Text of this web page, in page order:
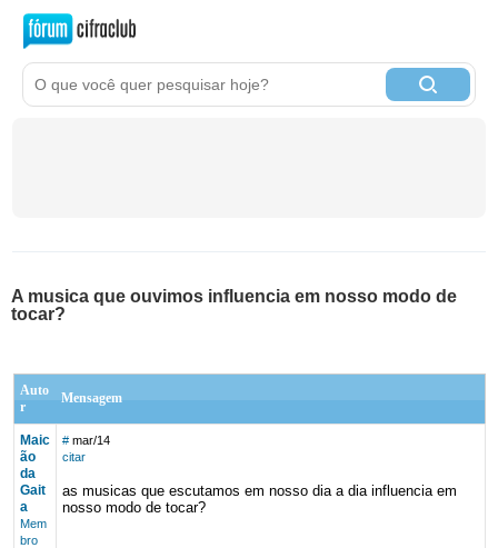
A musica que ouvimos influencia em nosso modo de
tocar?
Auto
r
Mensagem
Maic
ão
da
Gait
a
Mem
bro
# mar/14
citar
as musicas que escutamos em nosso dia a dia influencia em
nosso modo de tocar?